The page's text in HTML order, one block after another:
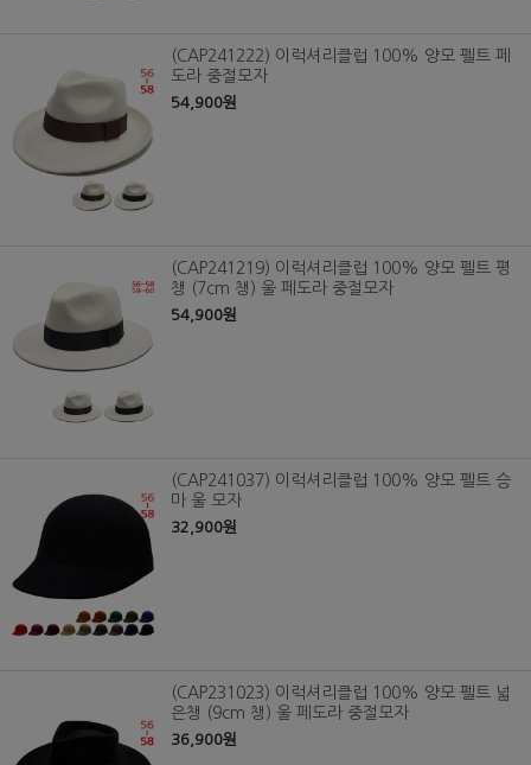
(CAP241222) 이럭셔리클럽 100% 양모 펠트 페
도라 중절모자
54,900원
(CAP241219) 이럭셔리클럽 100% 양모 펠트 평
챙 (7cm 챙) 울 페도라 중절모자
54,900원
(CAP241037) 이럭셔리클럽 100% 양모 펠트 승
마 울 모자
32,900원
(CAP231023) 이럭셔리클럽 100% 양모 펠트 넓
은챙 (9cm 챙) 울 페도라 중절모자
36,900원